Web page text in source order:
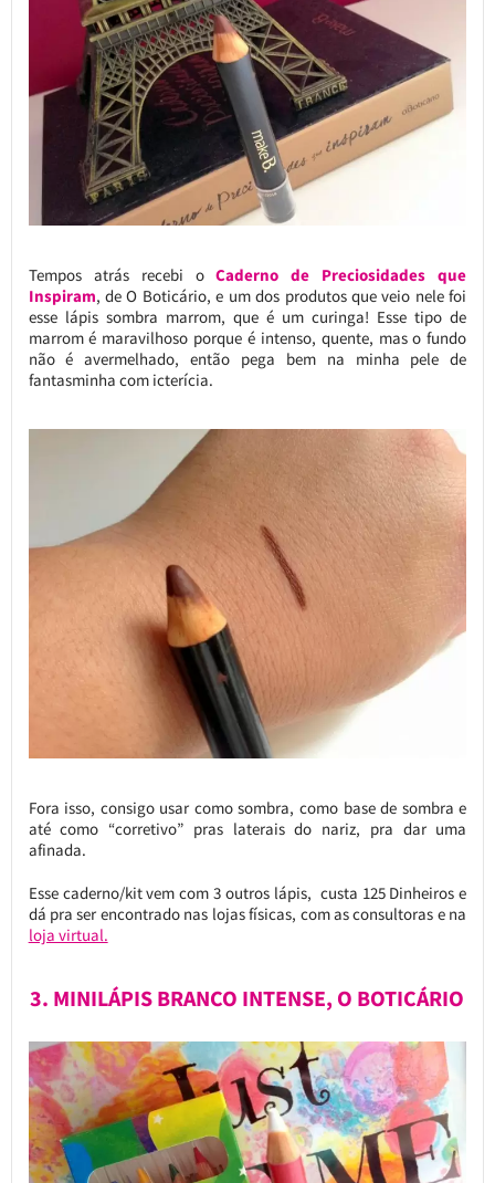
Tempos atrás recebi oCaderno de Preciosidades que
Inspiram, de O Boticário, e um dos produtos que veio nele foi
esse lápis sombra marrom, que é um curinga! Esse tipo de
marrom é maravilhoso porque é intenso, quente, mas o fundo
não é avermelhado, então pega bem na minha pele de
fantasminha com icterícia.
Fora isso, consigo usar como sombra, como base de sombra e
até como “corretivo” pras laterais do nariz, pra dar uma
afinada.
Esse caderno/kit vem com 3 outros lápis, custa 125 Dinheiros e
dá pra ser encontrado nas lojas físicas, com as consultoras e na
loja virtual.
3. MINILÁPIS BRANCO INTENSE, O BOTICÁRIO